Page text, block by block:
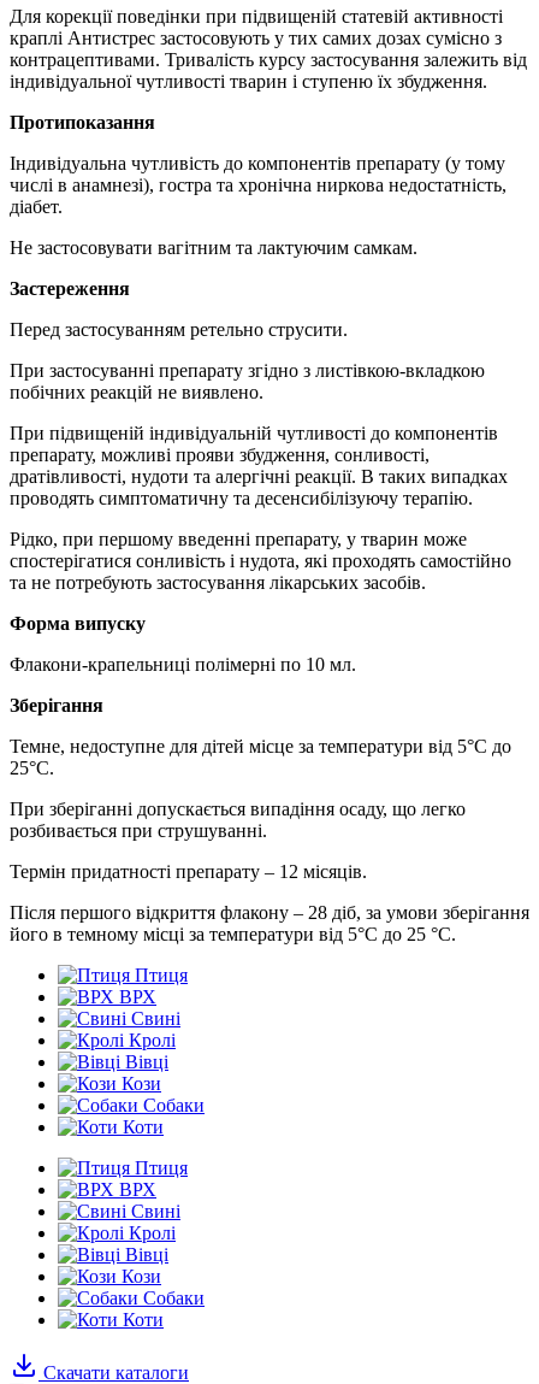
Для корекції поведінки при підвищеній статевій активності
краплі Антистрес застосовують у тих самих дозах сумісно з
контрацептивами. Тривалість курсу застосування залежить від
індивідуальної чутливості тварин і ступеню їх збудження.
Протипоказання
Індивідуальна чутливість до компонентів препарату (у тому
числі в анамнезі), гостра та хронічна ниркова недостатність,
діабет.
Не застосовувати вагітним та лактуючим самкам.
Застереження
Перед застосуванням ретельно струсити.
При застосуванні препарату згідно з листівкою-вкладкою
побічних реакцій не виявлено.
При підвищеній індивідуальній чутливості до компонентів
препарату, можливі прояви збудження, сонливості,
дратівливості, нудоти та алергічні реакції. В таких випадках
проводять симптоматичну та десенсибілізуючу терапію.
Рідко, при першому введенні препарату, у тварин може
спостерігатися сонливість і нудота, які проходять самостійно
та не потребують застосування лікарських засобів.
Форма випуску
Флакони-крапельниці полімерні по 10 мл.
Зберігання
Темне, недоступне для дітей місце за температури від 5°С до
25°С.
При зберіганні допускається випадіння осаду, що легко
розбивається при струшуванні.
Термін придатності препарату – 12 місяців.
Після першого відкриття флакону – 28 діб, за умови зберігання
його в темному місці за температури від 5°С до 25 °С.
Птиця
ВРХ
Свині
Кролі
Вівці
Кози
Собаки
Коти
Птиця
ВРХ
Свині
Кролі
Вівці
Кози
Собаки
Коти
Скачати каталоги